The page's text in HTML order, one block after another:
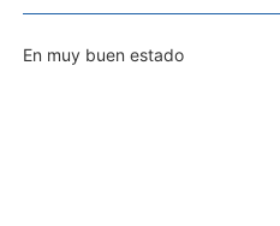
En muy buen estado